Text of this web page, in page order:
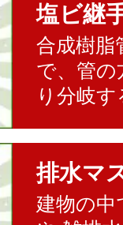
塩ビ継
合成樹脂
で、管の
り分岐
排水マ
建物の中